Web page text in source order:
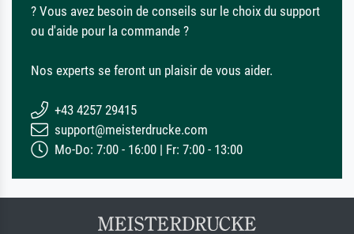
? Vous avez besoin de conseils sur le choix du support
ou d'aide pour la commande ?
Nos experts se feront un plaisir de vous aider.
+43 4257 29415
support@meisterdrucke.com
Mo-Do: 7:00 - 16:00 | Fr: 7:00 - 13:00